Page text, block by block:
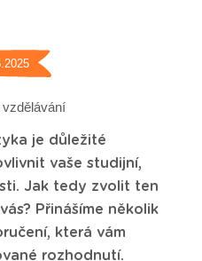
je důležité
vaše studijní,
Jak tedy zvolit ten
Přinášíme několik
která vám
rozhodnutí.